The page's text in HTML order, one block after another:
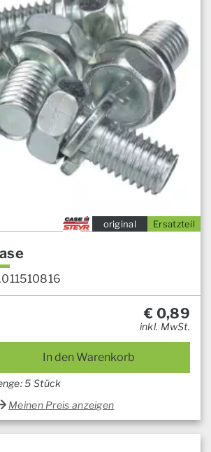
Ersatzteil
original
€ 0,89
inkl. MwSt.
In den Warenkorb
5 Stück
Meinen Preis anzeigen